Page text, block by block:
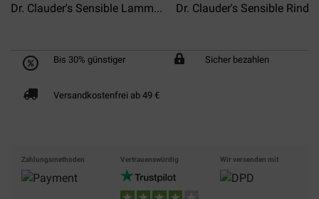
Dr. Clauder's Sensible Lamm... Dr. Clauder's Sensible Rind...
Bis 30% günstiger Sicher bezahlen
Versandkostenfrei ab 49 €
Zahlungsmethoden Vertrauenswürdig Wir versenden mit